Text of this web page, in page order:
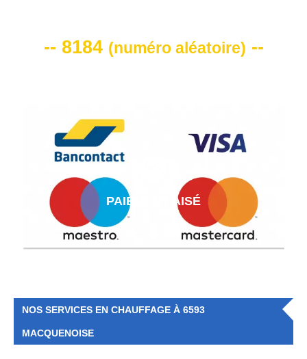
-- 8184 (numéro aléatoire) --
PAIEMENT AISÉ
NOS SERVICES EN CHAUFFAGE À 6593
MACQUENOISE